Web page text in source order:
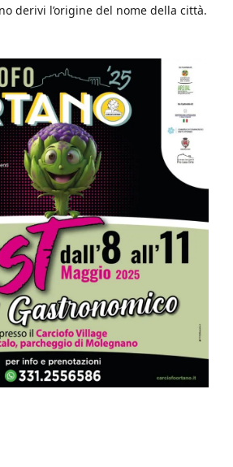
derivi l’origine del nome della città.